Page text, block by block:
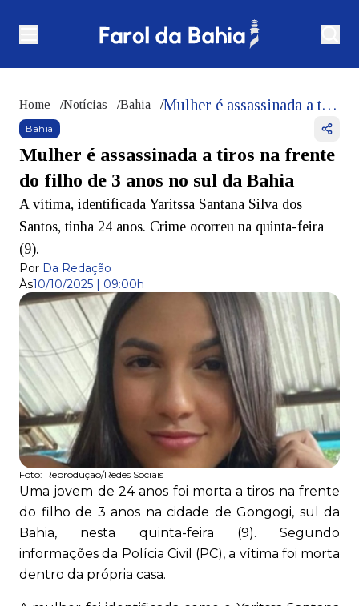
Home /Notícias /Bahia / Mulher é assassinada a tiros na frente do filho de 3 anos no sul da Bahia
Bahia
Mulher é assassinada a tiros na frente
do filho de 3 anos no sul da Bahia
A vítima, identificada Yaritssa Santana Silva dos
Santos, tinha 24 anos. Crime ocorreu na quinta-feira
(9).
Por Da Redação
Às10/10/2025 | 09:00h
Foto: Reprodução/Redes Sociais
Uma jovem de 24 anos foi morta a tiros na frente
do filho de 3 anos na cidade de Gongogi, sul da
Bahia, nesta quinta-feira (9). Segundo
informações da Polícia Civil (PC), a vítima foi morta
dentro da própria casa.